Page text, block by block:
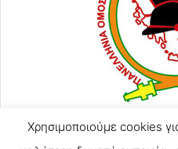
ΑΓΙΟΥ
Χρησιμοποιούμε cookies